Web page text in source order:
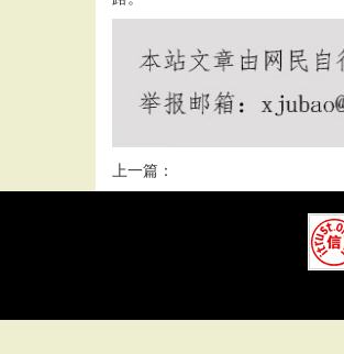
上一篇：